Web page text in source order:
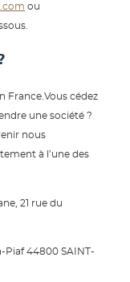
ou
cédez
une société ?
nous
à l’une des
21 rue du
Piaf 44800 SAINT-